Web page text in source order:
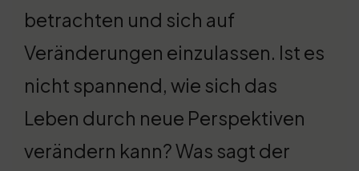
betrachten und sich auf
Veränderungen einzulassen. Ist es
nicht spannend, wie sich das
Leben durch neue Perspektiven
verändern kann? Was sagt der